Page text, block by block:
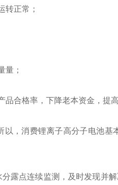
转正常；
量；
合格率，下降老本资金，提
，消费锂离子高分子电池
露点连续监测，及时发现并